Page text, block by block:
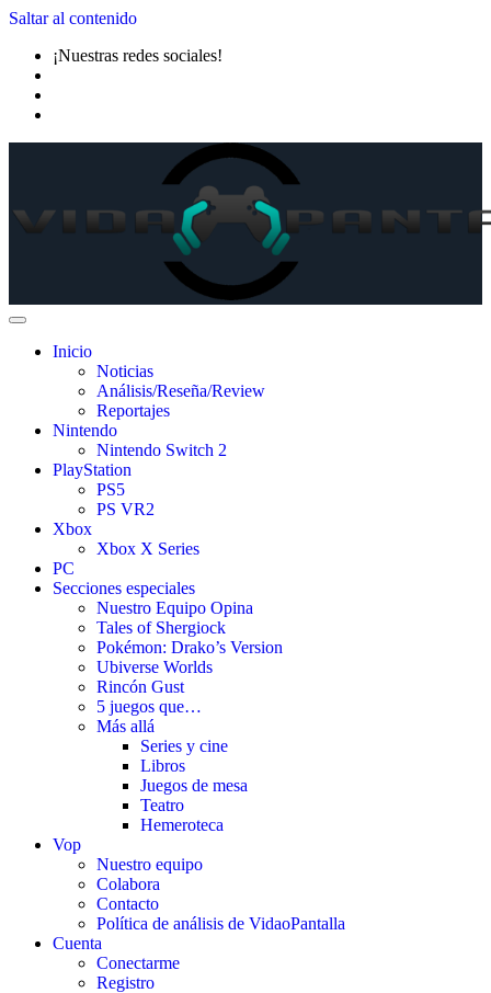
Saltar al contenido
¡Nuestras redes sociales!
Inicio
Noticias
Análisis/Reseña/Review
Reportajes
Nintendo
Nintendo Switch 2
PlayStation
PS5
PS VR2
Xbox
Xbox X Series
PC
Secciones especiales
Nuestro Equipo Opina
Tales of Shergiock
Pokémon: Drako’s Version
Ubiverse Worlds
Rincón Gust
5 juegos que…
Más allá
Series y cine
Libros
Juegos de mesa
Teatro
Hemeroteca
Vop
Nuestro equipo
Colabora
Contacto
Política de análisis de VidaoPantalla
Cuenta
Conectarme
Registro